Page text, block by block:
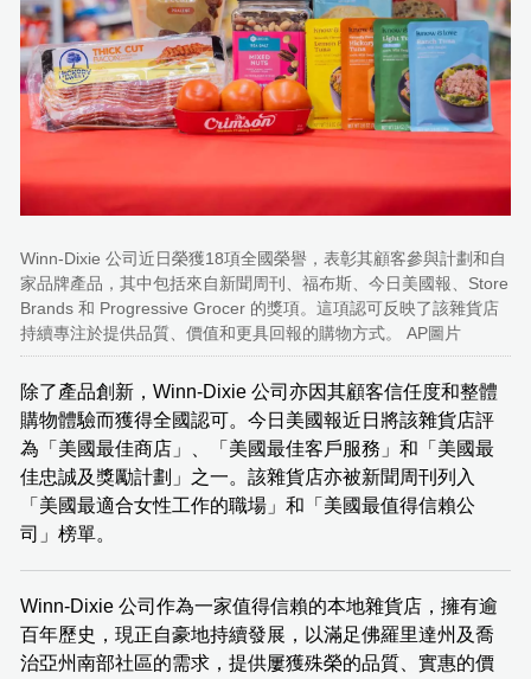
Winn-Dixie 公司近日榮獲18項全國榮譽，表彰其顧客參與計劃和自
家品牌產品，其中包括來自新聞周刊、福布斯、今日美國報、Store
Brands 和 Progressive Grocer 的獎項。這項認可反映了該雜貨店
持續專注於提供品質、價值和更具回報的購物方式。 AP圖片
除了產品創新，Winn-Dixie 公司亦因其顧客信任度和整體
購物體驗而獲得全國認可。今日美國報近日將該雜貨店評
為「美國最佳商店」、「美國最佳客戶服務」和「美國最
佳忠誠及獎勵計劃」之一。該雜貨店亦被新聞周刊列入
「美國最適合女性工作的職場」和「美國最值得信賴公
司」榜單。
Winn-Dixie 公司作為一家值得信賴的本地雜貨店，擁有逾
百年歷史，現正自豪地持續發展，以滿足佛羅里達州及喬
治亞州南部社區的需求，提供屢獲殊榮的品質、實惠的價